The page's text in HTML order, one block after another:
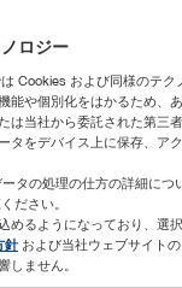
ロジー
Cookies および同様のテ
能や個別化をはかるため、
は当社から委託された第
タをデバイス上に保存、ア
タの処理の仕方の詳細に
ださい。
めるようになっており、選
針および当社ウェブサイト
しません。